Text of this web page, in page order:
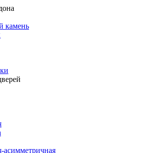
камень
асимметричная